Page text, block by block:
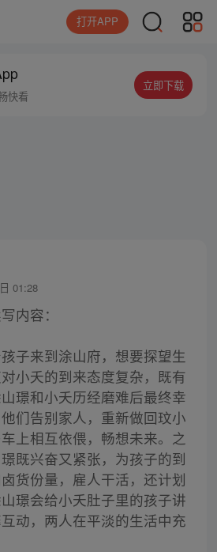
打开APP
快看
立即下载
01:28
内容：
子来到涂山府，想要探望生
小夭的到来态度复杂，既有
璟和小夭历经磨难后最终幸
们告别家人，重新做回玟小
上相互依偎，畅想未来。之
既兴奋又紧张，为孩子的到
货份量，雇人干活，还计划
璟会给小夭肚子里的孩子讲
动，两人在平淡的生活中充